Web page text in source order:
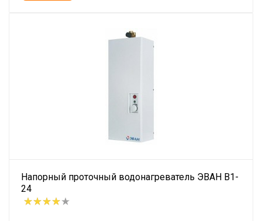
Напорный проточный водонагреватель ЭВАН В1-
24